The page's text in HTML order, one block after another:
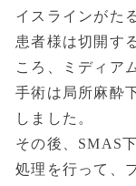
イスラインがた
患者様は切開す
ころ、ミディア
手術は局所麻酔
しました。
その後、SMAS
処理を行って、